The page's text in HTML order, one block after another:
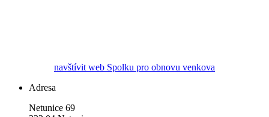
navštívit web Spolku pro obnovu venkova
Adresa
Netunice 69